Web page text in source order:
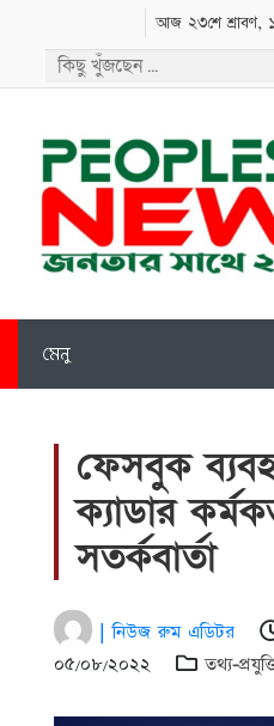
আজ ২৩শে শ্রাবণ,
মেনু
ফেসবুক
ক্যাডার
সতর্কবার্তা
| নিউজ রুম এডিটর
০৫/০৮/২০২২
তথ্য-